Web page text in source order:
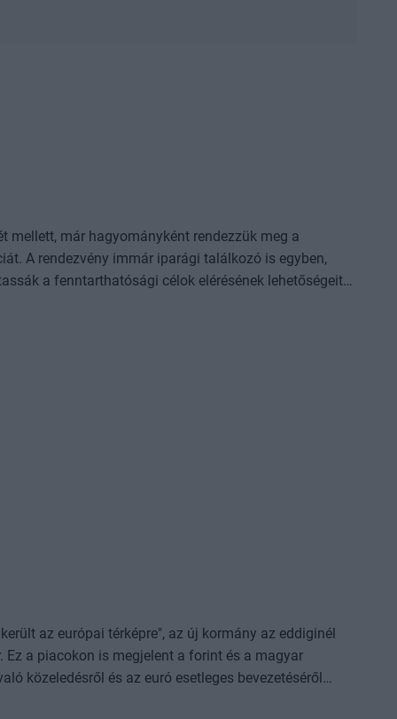
mellett, már hagyományként rendezzük meg a
A rendezvény immár iparági találkozó is egyben,
a fenntarthatósági célok elérésének lehetőségeit
egyre többen vannak azok a szereplők, akik már
szereplői számára, azoknak, akik stratégiai
stratégiai téren -, a zöld finanszírozási lehetőségek,
a zöldenergia-piac legfrissebb történései, az
az európai térképre", az új kormány az eddiginél
a piacokon is megjelent a forint és a magyar
közeledésről és az euró esetleges bevezetéséről
Hogyan készülhetnek fel a vállalatok az